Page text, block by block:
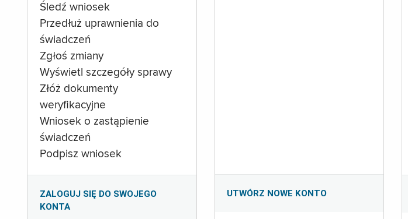
Śledź wniosek
Przedłuż uprawnienia do
świadczeń
Zgłoś zmiany
Wyświetl szczegóły sprawy
Złóż dokumenty
weryfikacyjne
Wniosek o zastąpienie
świadczeń
Podpisz wniosek
ZALOGUJ SIĘ DO SWOJEGO
KONTA
UTWÓRZ NOWE KONTO